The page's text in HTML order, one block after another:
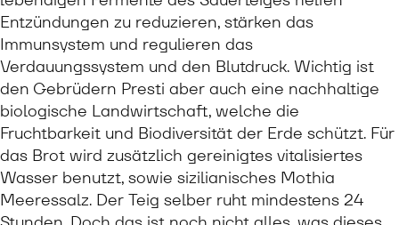
Entzündungen zu reduzieren, stärken das
Immunsystem und regulieren das
Verdauungssystem und den Blutdruck. Wichtig ist
den Gebrüdern Presti aber auch eine nachhaltige
biologische Landwirtschaft, welche die
Fruchtbarkeit und Biodiversität der Erde schützt. Für
das Brot wird zusätzlich gereinigtes vitalisiertes
Wasser benutzt, sowie sizilianisches Mothia
Meeressalz. Der Teig selber ruht mindestens 24